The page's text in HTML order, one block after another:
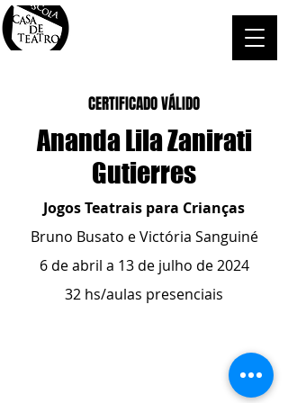
CERTIFICADO VÁLIDO
Ananda Lila Zanirati
Gutierres
Jogos Teatrais para Crianças
Bruno Busato e Victória Sanguiné
6 de abril a 13 de julho de 2024
32 hs/aulas presenciais
- whatsapp
contato@casadeteatropoa.com.br